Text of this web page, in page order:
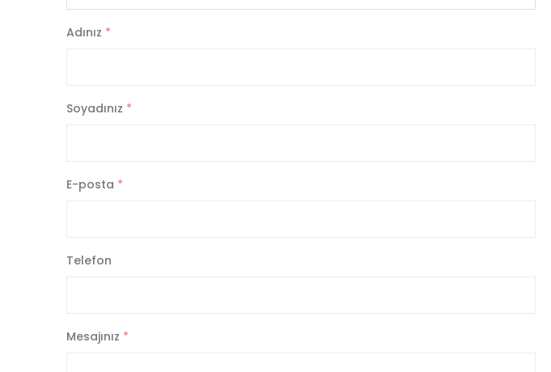
Adınız *
Soyadınız *
E-posta *
Telefon
Mesajınız *